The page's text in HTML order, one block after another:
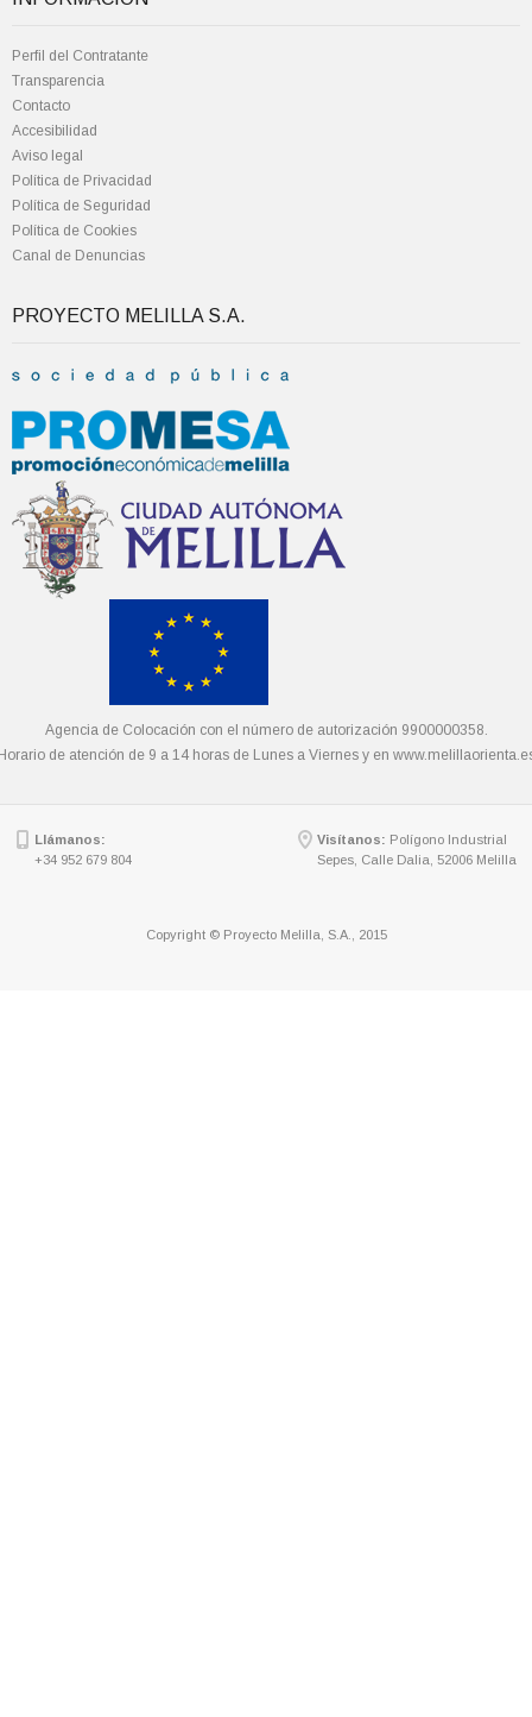
Perfil del Contratante
Transparencia
Contacto
Accesibilidad
Aviso legal
Política de Privacidad
Política de Seguridad
Política de Cookies
Canal de Denuncias
PROYECTO MELILLA S.A.
Agencia de Colocación con el número de autorización 9900000358.
de atención de 9 a 14 horas de Lunes a Viernes y en
Llámanos:
+34 952 679 804
Visítanos: Polígono Industrial
Sepes, Calle Dalia, 52006 Melilla
Copyright © Proyecto Melilla, S.A., 2015